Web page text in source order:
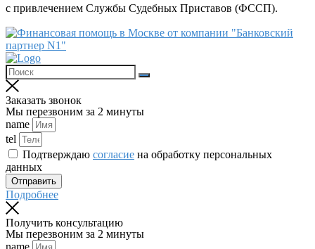
с привлечением Службы Судебных Приставов (ФССП).
Заказать звонок
Мы перезвоним за 2 минуты
name
tel
Подтверждаю согласие на обработку персональных
данных
Отправить
Подробнее
Получить консультацию
Мы перезвоним за 2 минуты
name